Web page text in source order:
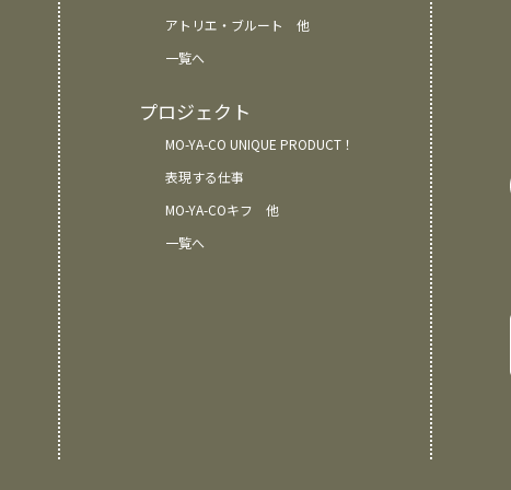
アトリエ・ブルート 他
一覧へ
プロジェクト
MO-YA-CO UNIQUE PRODUCT！
表現する仕事
MO-YA-COキフ 他
一覧へ